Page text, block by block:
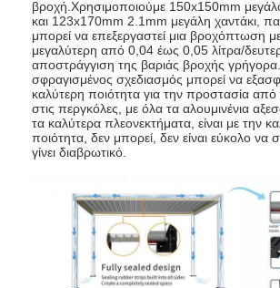
βροχή.Χρησιμοποιούμε 150x150mm
και 123x170mm 2.1mm μεγάλη χαντάκι,
μπορεί να επεξεργαστεί μια βροχόπτωση
μεγαλύτερη από 0,04 έως 0,05 λίτρα/
αποστράγγιση της βαριάς βροχής
σφραγισμένος σχεδιασμός μπορεί να
καλύτερη ποιότητα για την προστασία
στις περγκόλες, με όλα τα αλουμινένια
τα καλύτερα πλεονεκτήματα, είναι με την
ποιότητα, δεν μπορεί, δεν είναι εύκολο να
γίνει διαβρωτικό.